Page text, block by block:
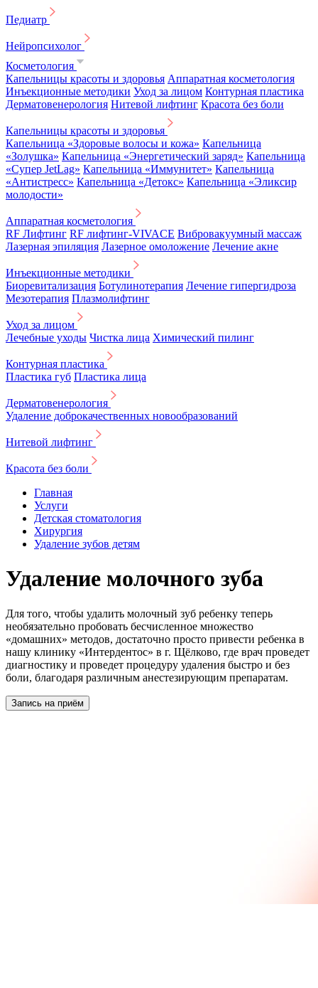
Педиатр
Нейропсихолог
Косметология
Капельницы красоты и здоровья Аппаратная косметология
Инъекционные методики Уход за лицом Контурная пластика
Дерматовенерология Нитевой лифтинг Красота без боли
Капельницы красоты и здоровья
Капельница «Здоровые волосы и кожа» Капельница
«Золушка» Капельница «Энергетический заряд» Капельница
«Супер JetLag» Капельница «Иммунитет» Капельница
«Антистресс» Капельница «Детокс» Капельница «Эликсир
молодости»
Аппаратная косметология
RF Лифтинг RF лифтинг-VIVACE Вибровакуумный массаж
Лазерная эпиляция Лазерное омоложение Лечение акне
Инъекционные методики
Биоревитализация Ботулинотерапия Лечение гипергидроза
Мезотерапия Плазмолифтинг
Уход за лицом
Лечебные уходы Чистка лица Химический пилинг
Контурная пластика
Пластика губ Пластика лица
Дерматовенерология
Удаление доброкачественных новообразований
Нитевой лифтинг
Красота без боли
Главная
Услуги
Детская стоматология
Хирургия
Удаление зубов детям
Удаление молочного зуба
Для того, чтобы удалить молочный зуб ребенку теперь
необязательно пробовать бесчисленное множество
«домашних» методов, достаточно просто привести ребенка в
нашу клинику «Интердентос» в г. Щёлково, где врач проведет
диагностику и проведет процедуру удаления быстро и без
боли, благодаря различным анестезирующим препаратам.
Запись на приём